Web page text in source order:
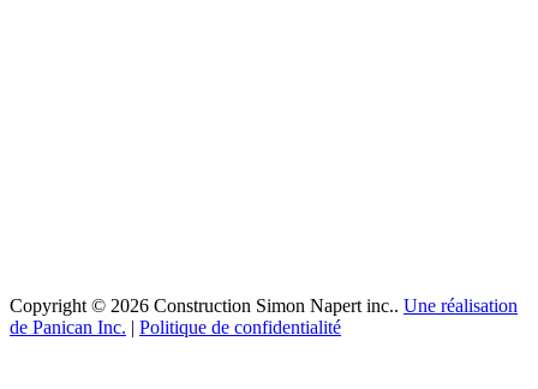
Copyright © 2026 Construction Simon Napert inc.. Une réalisation
de Panican Inc. | Politique de confidentialité